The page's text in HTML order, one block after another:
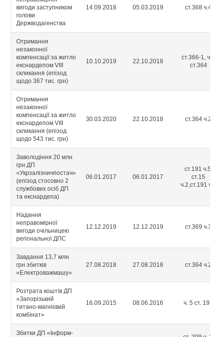
вигоди заступником
голови
Держводагенства
14.09.2018 05.03.2019 ст.368 ч.4
Отримання
незаконної
компенсації за житло
екснардепом VIIІ
скликання (епізод
щодо 367 тис. грн)
10.10.2019 22.10.2018
ст.366-1, ч.2
ст.364
Отримання
незаконної
компенсації за житло
екснардепом VIIІ
скликання (епізод
щодо 543 тис. грн)
30.03.2020 22.10.2018 ст.364 ч.2
Заволодіння 20 млн
грн ДП
«Укрзалізничпостач»
(епізод стосовно 2
службових осіб ДП
та екснардепа)
06.01.2017 06.01.2017
ст.191 ч.5;
ст.15
ч.2,ст.191 ч.5
Надання
неправомірної
вигоди очільницею
регіональної ДПС
12.12.2019 12.12.2019 ст.369 ч.3
Завдання 13,7 млн
грн збитків
«Електроважмашу»
27.08.2018 27.08.2018 ст.364 ч.2
Розтрата коштів ДП
«Запорізький
титано-магнієвий
комбінат»
16.09.2015 08.06.2016 ч. 5 ст. 191
Збитки ДП «Інформ-